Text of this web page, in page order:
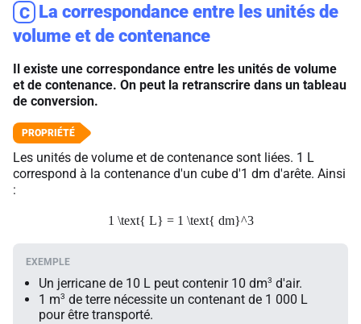
C La correspondance entre les unités de
volume et de contenance
Il existe une correspondance entre les unités de volume
et de contenance. On peut la retranscrire dans un tableau
de conversion.
Les unités de volume et de contenance sont liées. 1 L
correspond à la contenance d'un cube d'1 dm d'arête. Ainsi
:
1 \text{ L} = 1 \text{ dm}^3
Un jerricane de 10 L peut contenir 10 dm3 d'air.
1 m3 de terre nécessite un contenant de 1 000 L
pour être transporté.